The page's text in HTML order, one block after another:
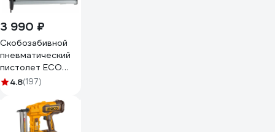
3 990 ₽
Скобозабивной
пневматический
пистолет ECO
ASL-50N
4.8(197)